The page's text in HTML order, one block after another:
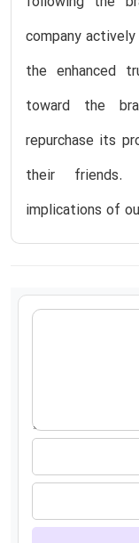
company
the enhanced
toward the
repurchase its
their friends.
implications of